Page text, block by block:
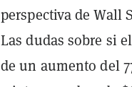
perspectiva de Wall
Las dudas sobre si
de un aumento del